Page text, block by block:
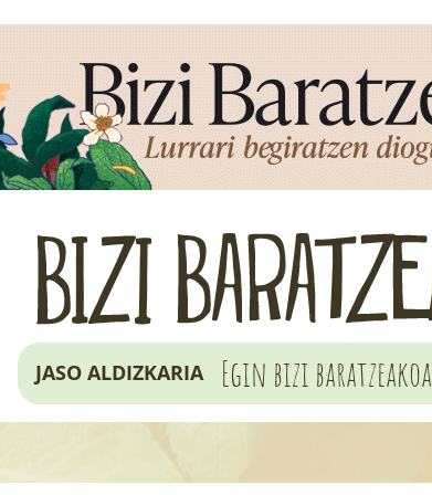
JASO ALDIZKARIA Egin bizi baratzeakoa